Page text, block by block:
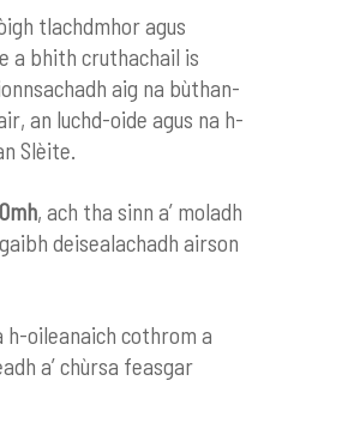
tlachdmhor agus
a bhith cruthachail is
aig na bùthan-
an luchd-oide agus na h-
Slèite.
, ach tha sinn a’ moladh
deisealachadh airson
h-oileanaich cothrom a
a’ chùrsa feasgar